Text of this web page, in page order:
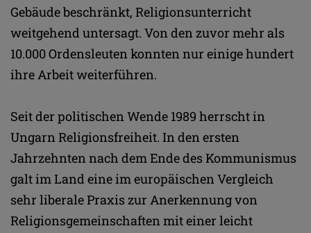
Gebäude beschränkt, Religionsunterricht
weitgehend untersagt. Von den zuvor mehr als
10.000 Ordensleuten konnten nur einige hundert
ihre Arbeit weiterführen.
Seit der politischen Wende 1989 herrscht in
Ungarn Religionsfreiheit. In den ersten
Jahrzehnten nach dem Ende des Kommunismus
galt im Land eine im europäischen Vergleich
sehr liberale Praxis zur Anerkennung von
Religionsgemeinschaften mit einer leicht